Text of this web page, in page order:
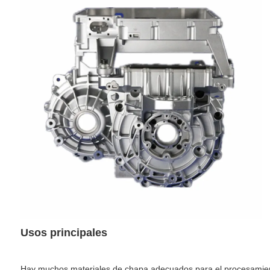
Usos principales